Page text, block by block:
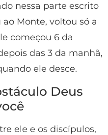
nessa parte escrito
Monte, voltou só a
começou 6 da
das 3 da manhã,
ele desce.
Deus
ele e os discípulos,